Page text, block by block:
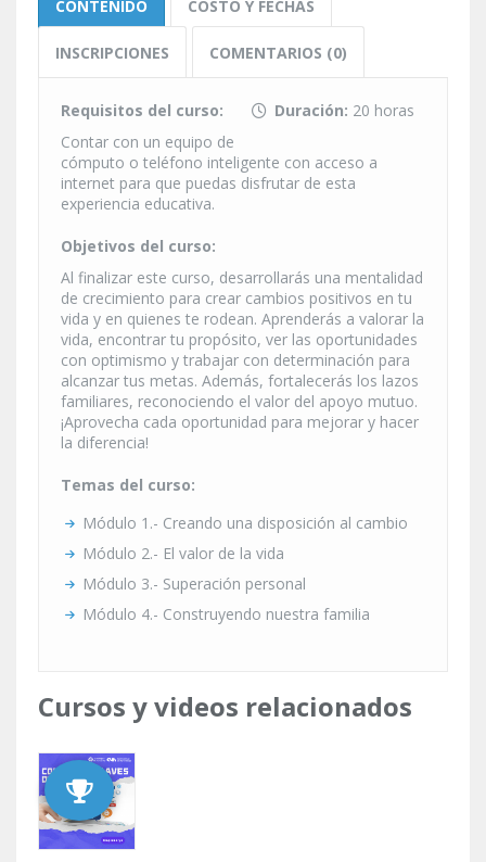
CONTENIDO COSTO Y FECHAS
INSCRIPCIONES COMENTARIOS (0)
Duración: 20 horas
Requisitos del curso:
Contar con un equipo de
cómputo o teléfono inteligente con acceso a
internet para que puedas disfrutar de esta
experiencia educativa.
Objetivos del curso:
Al finalizar este curso, desarrollarás una mentalidad
de crecimiento para crear cambios positivos en tu
vida y en quienes te rodean. Aprenderás a valorar la
vida, encontrar tu propósito, ver las oportunidades
con optimismo y trabajar con determinación para
alcanzar tus metas. Además, fortalecerás los lazos
familiares, reconociendo el valor del apoyo mutuo.
¡Aprovecha cada oportunidad para mejorar y hacer
la diferencia!
Temas del curso:
Módulo 1.- Creando una disposición al cambio
Módulo 2.- El valor de la vida
Módulo 3.- Superación personal
Módulo 4.- Construyendo nuestra familia
Cursos y videos relacionados